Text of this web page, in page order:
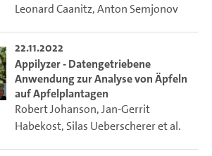
Leonard Caanitz,Anton Semjonov
22.11.2022
Appilyzer - Datengetriebene
Anwendung zur Analyse von Äpfeln
auf Apfelplantagen
Robert Johanson,Jan-Gerrit
Habekost, Silas Ueberschereret al.